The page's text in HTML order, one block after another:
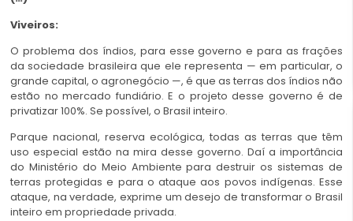
Viveiros:
O problema dos índios, para esse governo e para as frações
da sociedade brasileira que ele representa — em particular, o
grande capital, o agronegócio —, é que as terras dos índios não
estão no mercado fundiário. E o projeto desse governo é de
privatizar 100%. Se possível, o Brasil inteiro.
Parque nacional, reserva ecológica, todas as terras que têm
uso especial estão na mira desse governo. Daí a importância
do Ministério do Meio Ambiente para destruir os sistemas de
terras protegidas e para o ataque aos povos indígenas. Esse
ataque, na verdade, exprime um desejo de transformar o Brasil
inteiro em propriedade privada.